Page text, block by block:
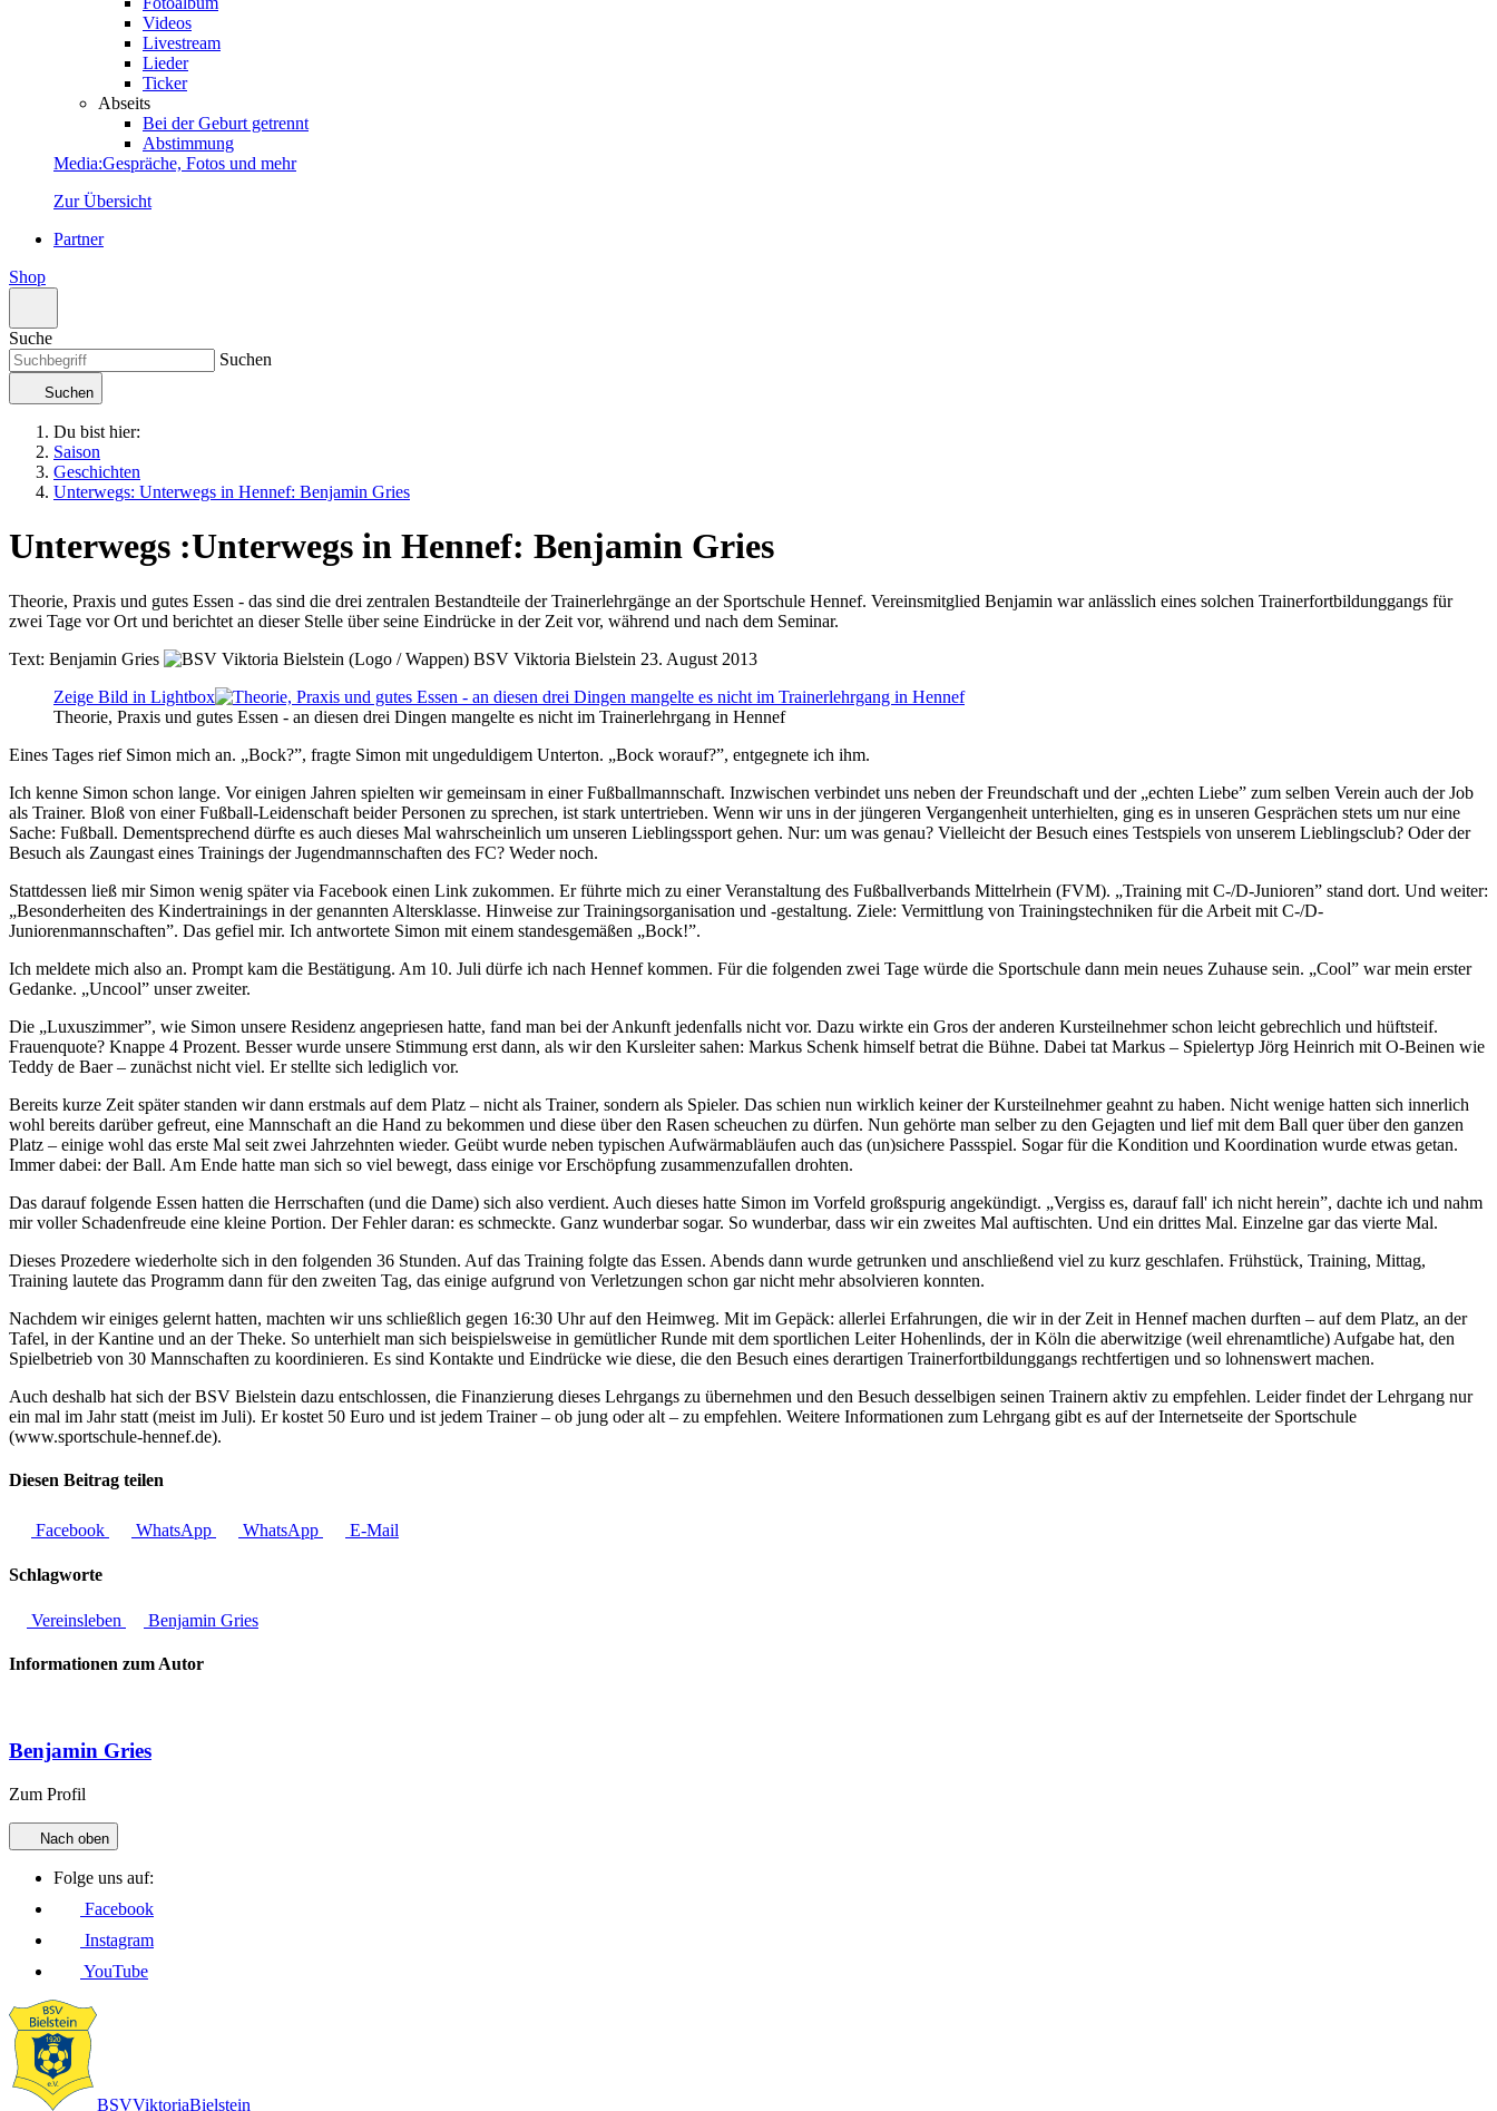
Videos
Livestream
Lieder
Ticker
Abseits
Bei der Geburt getrennt
Abstimmung
Media:Gespräche, Fotos und mehr
Zur Übersicht
Partner
Shop
Suche
Suchen
Suchen
Du bist hier:
Saison
Geschichten
Unterwegs: Unterwegs in Hennef: Benjamin Gries
Unterwegs :Unterwegs in Hennef: Benjamin Gries
Theorie, Praxis und gutes Essen - das sind die drei zentralen Bestandteile der Trainerlehrgänge an der Sportschule Hennef. Vereinsmitglied Benjamin war anlässlich eines solchen Trainerfortbildunggangs für
zwei Tage vor Ort und berichtet an dieser Stelle über seine Eindrücke in der Zeit vor, während und nach dem Seminar.
Text: Benjamin Gries BSV Viktoria Bielstein 23. August 2013
Zeige Bild in Lightbox
Theorie, Praxis und gutes Essen - an diesen drei Dingen mangelte es nicht im Trainerlehrgang in Hennef
Eines Tages rief Simon mich an. „Bock?”, fragte Simon mit ungeduldigem Unterton. „Bock worauf?”, entgegnete ich ihm.
Ich kenne Simon schon lange. Vor einigen Jahren spielten wir gemeinsam in einer Fußballmannschaft. Inzwischen verbindet uns neben der Freundschaft und der „echten Liebe” zum selben Verein auch der Job
als Trainer. Bloß von einer Fußball-Leidenschaft beider Personen zu sprechen, ist stark untertrieben. Wenn wir uns in der jüngeren Vergangenheit unterhielten, ging es in unseren Gesprächen stets um nur eine
Sache: Fußball. Dementsprechend dürfte es auch dieses Mal wahrscheinlich um unseren Lieblingssport gehen. Nur: um was genau? Vielleicht der Besuch eines Testspiels von unserem Lieblingsclub? Oder der
Besuch als Zaungast eines Trainings der Jugendmannschaften des FC? Weder noch.
Stattdessen ließ mir Simon wenig später via Facebook einen Link zukommen. Er führte mich zu einer Veranstaltung des Fußballverbands Mittelrhein (FVM). „Training mit C-/D-Junioren” stand dort. Und weiter:
„Besonderheiten des Kindertrainings in der genannten Altersklasse. Hinweise zur Trainingsorganisation und -gestaltung. Ziele: Vermittlung von Trainingstechniken für die Arbeit mit C-/D-
Juniorenmannschaften”. Das gefiel mir. Ich antwortete Simon mit einem standesgemäßen „Bock!”.
Ich meldete mich also an. Prompt kam die Bestätigung. Am 10. Juli dürfe ich nach Hennef kommen. Für die folgenden zwei Tage würde die Sportschule dann mein neues Zuhause sein. „Cool” war mein erster
Gedanke. „Uncool” unser zweiter.
Die „Luxuszimmer”, wie Simon unsere Residenz angepriesen hatte, fand man bei der Ankunft jedenfalls nicht vor. Dazu wirkte ein Gros der anderen Kursteilnehmer schon leicht gebrechlich und hüftsteif.
Frauenquote? Knappe 4 Prozent. Besser wurde unsere Stimmung erst dann, als wir den Kursleiter sahen: Markus Schenk himself betrat die Bühne. Dabei tat Markus – Spielertyp Jörg Heinrich mit O-Beinen wie
Teddy de Baer – zunächst nicht viel. Er stellte sich lediglich vor.
Bereits kurze Zeit später standen wir dann erstmals auf dem Platz – nicht als Trainer, sondern als Spieler. Das schien nun wirklich keiner der Kursteilnehmer geahnt zu haben. Nicht wenige hatten sich innerlich
wohl bereits darüber gefreut, eine Mannschaft an die Hand zu bekommen und diese über den Rasen scheuchen zu dürfen. Nun gehörte man selber zu den Gejagten und lief mit dem Ball quer über den ganzen
Platz – einige wohl das erste Mal seit zwei Jahrzehnten wieder. Geübt wurde neben typischen Aufwärmabläufen auch das (un)sichere Passspiel. Sogar für die Kondition und Koordination wurde etwas getan.
Immer dabei: der Ball. Am Ende hatte man sich so viel bewegt, dass einige vor Erschöpfung zusammenzufallen drohten.
Das darauf folgende Essen hatten die Herrschaften (und die Dame) sich also verdient. Auch dieses hatte Simon im Vorfeld großspurig angekündigt. „Vergiss es, darauf fall' ich nicht herein”, dachte ich und nahm
mir voller Schadenfreude eine kleine Portion. Der Fehler daran: es schmeckte. Ganz wunderbar sogar. So wunderbar, dass wir ein zweites Mal auftischten. Und ein drittes Mal. Einzelne gar das vierte Mal.
Dieses Prozedere wiederholte sich in den folgenden 36 Stunden. Auf das Training folgte das Essen. Abends dann wurde getrunken und anschließend viel zu kurz geschlafen. Frühstück, Training, Mittag,
Training lautete das Programm dann für den zweiten Tag, das einige aufgrund von Verletzungen schon gar nicht mehr absolvieren konnten.
Nachdem wir einiges gelernt hatten, machten wir uns schließlich gegen 16:30 Uhr auf den Heimweg. Mit im Gepäck: allerlei Erfahrungen, die wir in der Zeit in Hennef machen durften – auf dem Platz, an der
Tafel, in der Kantine und an der Theke. So unterhielt man sich beispielsweise in gemütlicher Runde mit dem sportlichen Leiter Hohenlinds, der in Köln die aberwitzige (weil ehrenamtliche) Aufgabe hat, den
Spielbetrieb von 30 Mannschaften zu koordinieren. Es sind Kontakte und Eindrücke wie diese, die den Besuch eines derartigen Trainerfortbildunggangs rechtfertigen und so lohnenswert machen.
Auch deshalb hat sich der BSV Bielstein dazu entschlossen, die Finanzierung dieses Lehrgangs zu übernehmen und den Besuch desselbigen seinen Trainern aktiv zu empfehlen. Leider findet der Lehrgang nur
ein mal im Jahr statt (meist im Juli). Er kostet 50 Euro und ist jedem Trainer – ob jung oder alt – zu empfehlen. Weitere Informationen zum Lehrgang gibt es auf der Internetseite der Sportschule
(www.sportschule-hennef.de).
Diesen Beitrag teilen
Facebook WhatsApp WhatsApp E-Mail
Schlagworte
Vereinsleben Benjamin Gries
Informationen zum Autor
Benjamin Gries
Zum Profil
Nach oben
Folge uns auf:
Facebook
Instagram
YouTube
BSVViktoriaBielstein